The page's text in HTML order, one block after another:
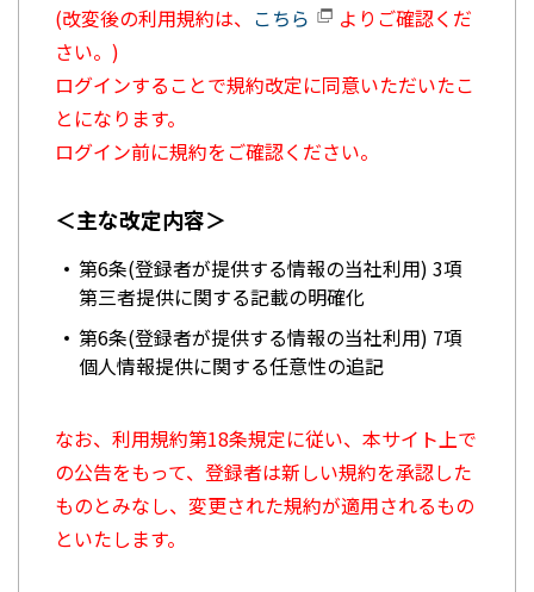
(改変後の利用規約は、 こちら
よりご確認くだ
さい。)
ログインすることで規約改定に同意いただいたこ
とになります。
ログイン前に規約をご確認ください。
＜主な改定内容＞
第6条(登録者が提供する情報の当社利用) 3項
第三者提供に関する記載の明確化
第6条(登録者が提供する情報の当社利用) 7項
個人情報提供に関する任意性の追記
なお、利用規約第18条規定に従い、本サイト上で
の公告をもって、登録者は新しい規約を承認した
ものとみなし、変更された規約が適用されるもの
といたします。